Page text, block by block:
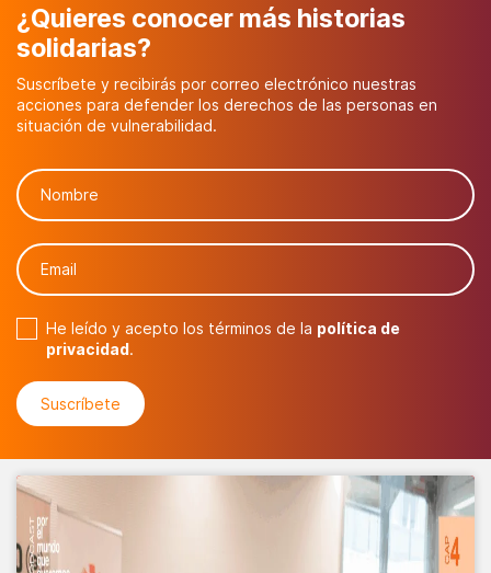
¿Quieres conocer más historias
solidarias?
Suscríbete y recibirás por correo electrónico nuestras
acciones para defender los derechos de las personas en
situación de vulnerabilidad.
He leído y acepto los términos de la política de
privacidad.